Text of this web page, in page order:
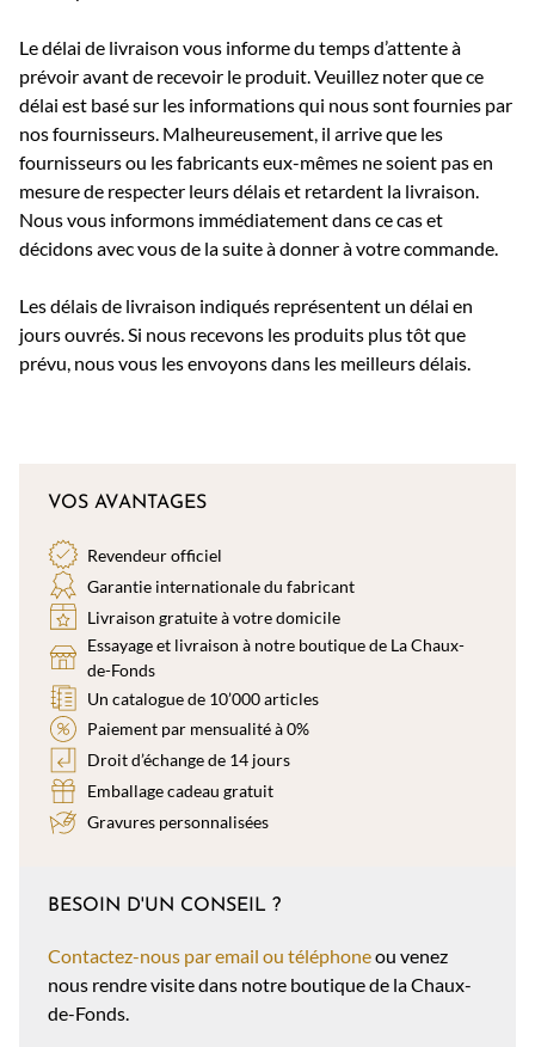
Le délai de livraison vous informe du temps d’attente à
prévoir avant de recevoir le produit. Veuillez noter que ce
délai est basé sur les informations qui nous sont fournies par
nos fournisseurs. Malheureusement, il arrive que les
fournisseurs ou les fabricants eux-mêmes ne soient pas en
mesure de respecter leurs délais et retardent la livraison.
Nous vous informons immédiatement dans ce cas et
décidons avec vous de la suite à donner à votre commande.
Les délais de livraison indiqués représentent un délai en
jours ouvrés. Si nous recevons les produits plus tôt que
prévu, nous vous les envoyons dans les meilleurs délais.
VOS AVANTAGES
Revendeur officiel
Garantie internationale du fabricant
Livraison gratuite à votre domicile
Essayage et livraison à notre boutique de La Chaux-
de-Fonds
Un catalogue de 10’000 articles
Paiement par mensualité à 0%
Droit d’échange de 14 jours
Emballage cadeau gratuit
Gravures personnalisées
BESOIN D'UN CONSEIL ?
Contactez-nous par email ou téléphoneou venez
nous rendre visite dans notre boutique de la Chaux-
de-Fonds.